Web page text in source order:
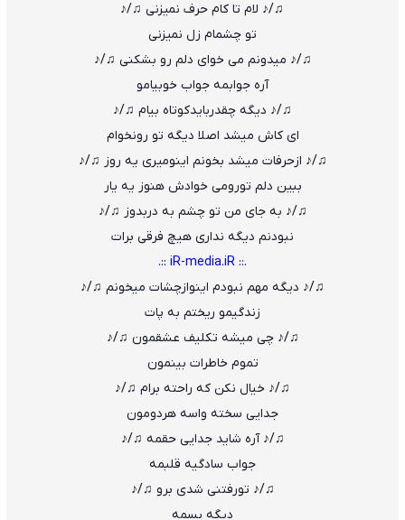
♫/♪ لام تا کام حرف نمیزنى ♫/♪
تو چشمام زل نمیزنى
♫/♪ میدونم مى خواى دلم رو بشکنى ♫/♪
آره جوابمه جواب خوبیامو
♫/♪ دیگه چقدربایدکوتاه بیام ♫/♪
اى کاش میشد اصلا دیگه تو رونخوام
♫/♪ ازحرفات میشد بخونم اینومیرى یه روز ♫/♪
ببین دلم تورومى خوادش هنوز یه یار
♫/♪ به جاى من تو چشم به دربدوز ♫/♪
نبودنم دیگه ندارى هیچ فرقى برات
.:: iR-media.iR ::.
♫/♪ دیگه مهم نبودم اینوازچشات میخونم ♫/♪
زندگیمو ریختم به پات
♫/♪ چى میشه تکلیف عشقمون ♫/♪
تموم خاطرات بینمون
♫/♪ خیال نکن که راحته برام ♫/♪
جدایى سخته واسه هردومون
♫/♪ آره شاید جدایى حقمه ♫/♪
جواب سادگیه قلبمه
♫/♪ تورفتنى شدى برو ♫/♪
دیگه بسمه